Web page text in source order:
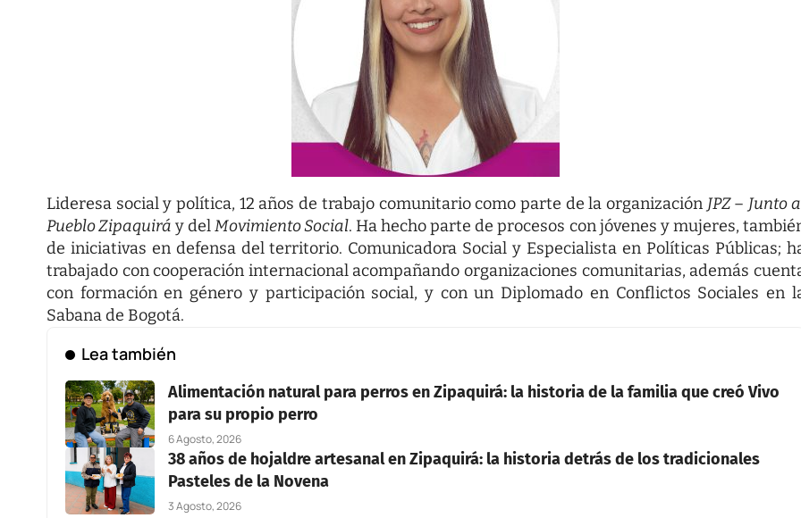
Lideresa social y política, 12 años de trabajo comunitario como parte de la organización JPZ– Junto
Pueblo Zipaquirá y delMovimiento Social. Ha hecho parte de procesos con jóvenes y mujeres,
de iniciativas en defensa del territorio. Comunicadora Social y Especialista en Políticas Públicas;
trabajado con cooperación internacional acompañando organizaciones comunitarias, además
con formación en género y participación social, y con un Diplomado en Conflictos Sociales en
Sabana de Bogotá.
Lea también
Alimentación natural para perros en Zipaquirá: la historia de la familia que creó Vivo
para su propio perro
6 Agosto, 2026
38 años de hojaldre artesanal en Zipaquirá: la historia detrás de los tradicionales
Pasteles de la Novena
3 Agosto, 2026